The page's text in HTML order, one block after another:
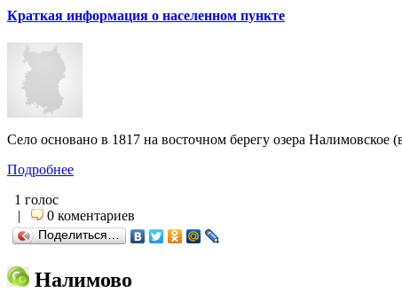
Краткая информация о населенном пункте
Село основано в 1817 на восточном берегу озера
Подробнее
1 голос
|
0 коментариев
Поделиться…
Налимово